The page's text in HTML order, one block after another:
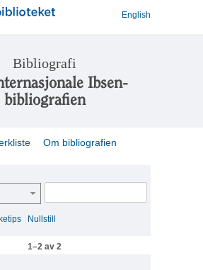
English
Bibliografi
Ibsen-
bibliografien
Om bibliografien
Nullstill
1–2 av 2